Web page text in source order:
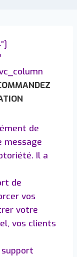
de
message
Il a
de
vos
votre
vos clients
support